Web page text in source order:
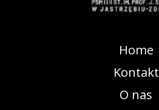
Home
Kontakt
O nas